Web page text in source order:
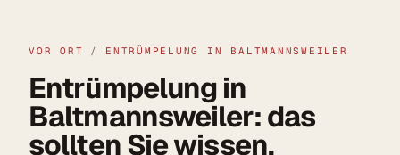
VOR ORT / ENTRÜMPELUNG IN BALTMANNSWEILER
Entrümpelung in
Baltmannsweiler: das
sollten Sie wissen.